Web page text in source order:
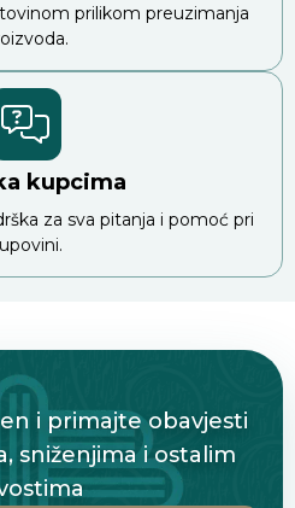
prilikom preuzimanja
kupcima
za sva pitanja i pomoć pri
i primajte obavjesti
sniženjima i ostalim